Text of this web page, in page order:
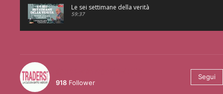
Le sei settimane della verità
59:37
918 Follower
Segui